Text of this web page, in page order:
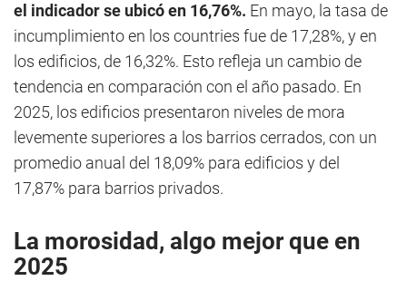
el indicador se ubicó en 16,76%. En mayo, la tasa de
incumplimiento en los countries fue de 17,28%, y en
los edificios, de 16,32%. Esto refleja un cambio de
tendencia en comparación con el año pasado. En
2025, los edificios presentaron niveles de mora
levemente superiores a los barrios cerrados, con un
promedio anual del 18,09% para edificios y del
17,87% para barrios privados.
La morosidad, algo mejor que en
2025